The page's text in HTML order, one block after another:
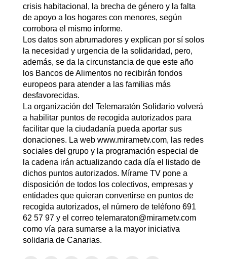
crisis habitacional, la brecha de género y la falta
de apoyo a los hogares con menores, según
corrobora el mismo informe.
Los datos son abrumadores y explican por sí solos
la necesidad y urgencia de la solidaridad, pero,
además, se da la circunstancia de que este año
los Bancos de Alimentos no recibirán fondos
europeos para atender a las familias más
desfavorecidas.
La organización del Telemaratón Solidario volverá
a habilitar puntos de recogida autorizados para
facilitar que la ciudadanía pueda aportar sus
donaciones. La web www.mirametv.com, las redes
sociales del grupo y la programación especial de
la cadena irán actualizando cada día el listado de
dichos puntos autorizados. Mírame TV pone a
disposición de todos los colectivos, empresas y
entidades que quieran convertirse en puntos de
recogida autorizados, el número de teléfono 691
62 57 97 y el correo telemaraton@mirametv.com
como vía para sumarse a la mayor iniciativa
solidaria de Canarias.